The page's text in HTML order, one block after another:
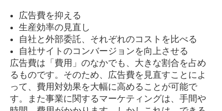
広告費を抑える
生産効率の見直し
自社と外部委託、それぞれのコストを比べる
自社サイトのコンバージョンを向上させる
広告費は「費用」のなかでも、大きな割合を占め
るものです。そのため、広告費を見直すことによ
って、費用対効果を大幅に高めることが可能で
す。また事業に関するマーケティングは、手間や